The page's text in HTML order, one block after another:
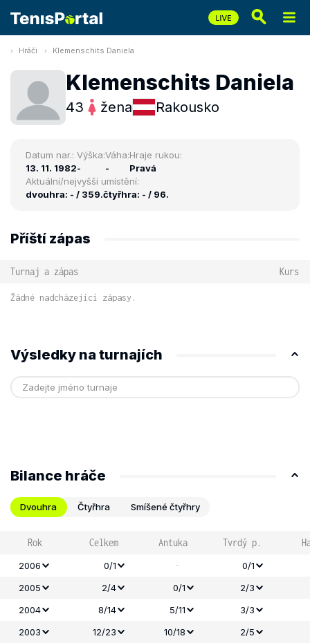
Hráči Klemenschits Daniela
Klemenschits Daniela
43 žena Rakousko
Datum nar.:
13. 11. 1982
Výška:
-
Váha:
-
Hraje rukou:
Pravá
Aktuální/nejvyšší umístění:
dvouhra: - / 359.čtyřhra: - / 96.
Příští zápas
Turnaj a zápas Kurs
Žádné nadcházející zápasy.
Výsledky na turnajích
Bilance hráče
Dvouhra Čtyřhra Smíšené čtyřhry
Rok Celkem Antuka Tvrdý p.
2006 0/1 -
0/1
2005
2/4 0/1
2/3
2004
8/14 5/11
3/3
2003
12/23 10/18
2/5